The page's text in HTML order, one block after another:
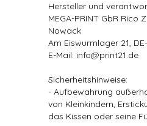
Hersteller und
MEGA-PRINT GbR Rico
Nowack
Am Eiswurmlager 21,
E-Mail: info@print21.de
Sicherheitshinweise:
- Aufbewahrung
von Kleinkindern,
das Kissen oder seine